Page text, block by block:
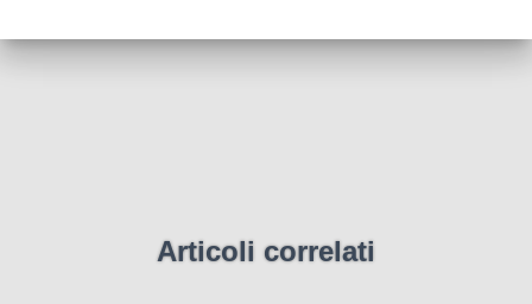
Articoli correlati